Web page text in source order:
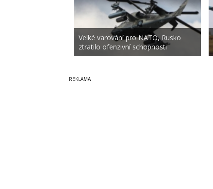
Velké varování pro NATO, Rusko
ztratilo ofenzivní schopnosti